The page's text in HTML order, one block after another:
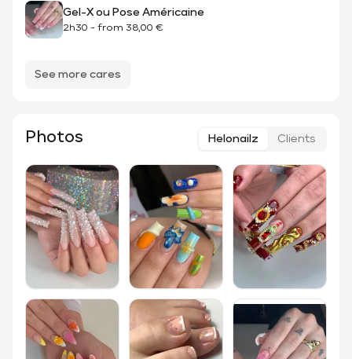
Gel-X ou Pose Américaine
2h30 - from 38,00 €
See more cares
Photos Helonailz Clients